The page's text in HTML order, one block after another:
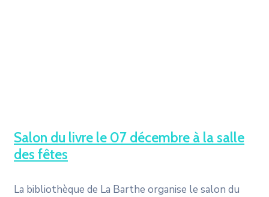
Salon du livre le 07 décembre à la salle
des fêtes
La bibliothèque de La Barthe organise le salon du